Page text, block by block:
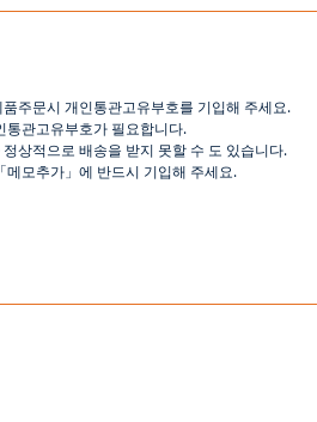
주문시 개인통관고유부호를 기입해 주세요.
통관고유부호가 필요합니다.
상적으로 배송을 받지 못할 수 도 있습니다.
「메모추가 」 에 반드시 기입해 주세요.